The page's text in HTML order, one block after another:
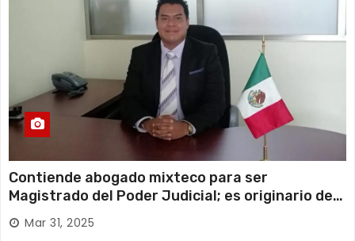
Contiende abogado mixteco para ser
Magistrado del Poder Judicial; es originario de
Huajuapan de León
Mar 31, 2025